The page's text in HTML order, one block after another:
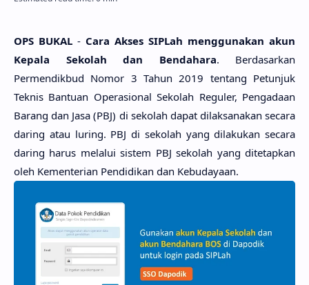
OPS BUKAL - Cara Akses SIPLah menggunakan akun
Kepala Sekolah dan Bendahara. Berdasarkan
Permendikbud Nomor 3 Tahun 2019 tentang Petunjuk
Teknis Bantuan Operasional Sekolah Reguler, Pengadaan
Barang dan Jasa (PBJ) di sekolah dapat dilaksanakan secara
daring atau luring. PBJ di sekolah yang dilakukan secara
daring harus melalui sistem PBJ sekolah yang ditetapkan
oleh Kementerian Pendidikan dan Kebudayaan.